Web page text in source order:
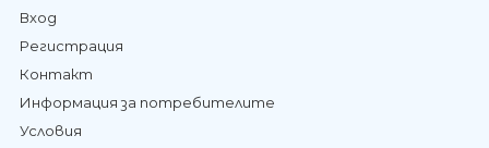
Вход
Регистрация
Контакт
Информация за потребителите
Условия